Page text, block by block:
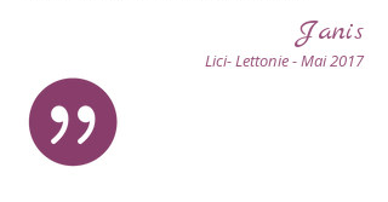
Janis
Lici- Lettonie - Mai 2017